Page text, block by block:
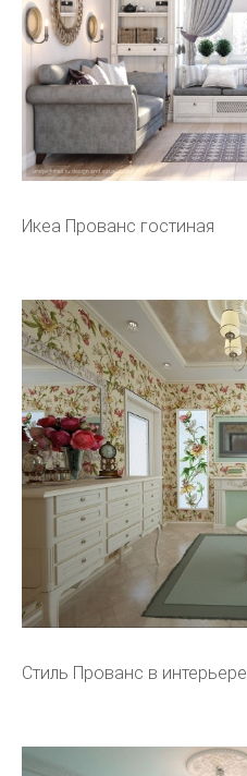
Икеа Прованс гостиная
Стиль Прованс в интерьере